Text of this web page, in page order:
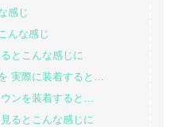
感じ
んな感じ
とこんな感じに
実際に装着すると…
ンを装着すると…
るとこんな感じに